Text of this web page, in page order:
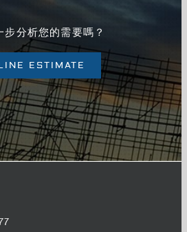
步分析您的需要嗎？
ESTIMATE